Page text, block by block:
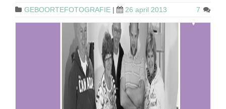
GEBOORTEFOTOGRAFIE | 26 april 2013 7